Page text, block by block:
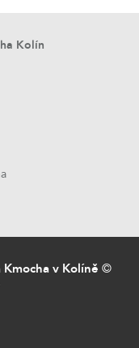
Kolín
v Kolíně ©